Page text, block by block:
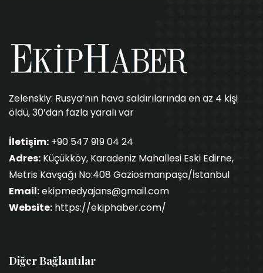
Zelenskiy: Rusya’nın hava saldırılarında en az 4 kişi
öldü, 30’dan fazla yaralı var
İletişim: +90 547 919 04 24
Adres: Küçükköy, Karadeniz Mahallesi Eski Edirne,
Metris Kavşağı No:408 Gaziosmanpaşa/İstanbul
Email:ekipmedyajans@gmail.com
Website: https://ekiphaber.com/
Diğer Bağlantılar